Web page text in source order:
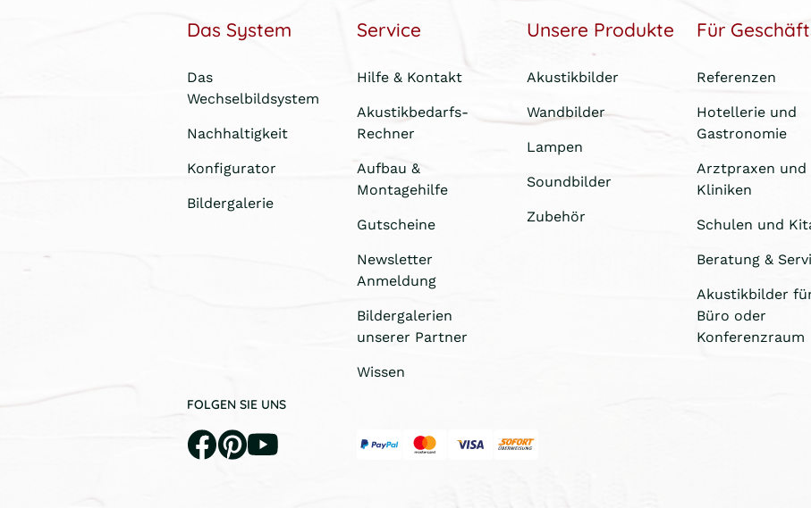
Das System
Das
Wechselbildsystem
Nachhaltigkeit
Konfigurator
Bildergalerie
Service
Hilfe & Kontakt
Akustikbedarfs-
Rechner
Aufbau &
Montagehilfe
Gutscheine
Newsletter
Anmeldung
Bildergalerien
unserer Partner
Wissen
Unsere Produkte
Akustikbilder
Wandbilder
Lampen
Soundbilder
Zubehör
Für
Referenzen
Hotellerie und
Gastronomie
Arztpraxen und
Kliniken
Schulen und
Beratung &
Akustikbilder
Büro oder
Konferenzraum
FOLGEN SIE UNS